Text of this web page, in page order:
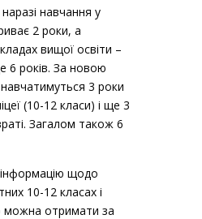
навчання у
2 роки, а
вищої освіти –
6 років. За новою
3 роки
(10-12 класи) і ще 3
Загалом також 6
щодо
10-12 класах і
можна отримати за